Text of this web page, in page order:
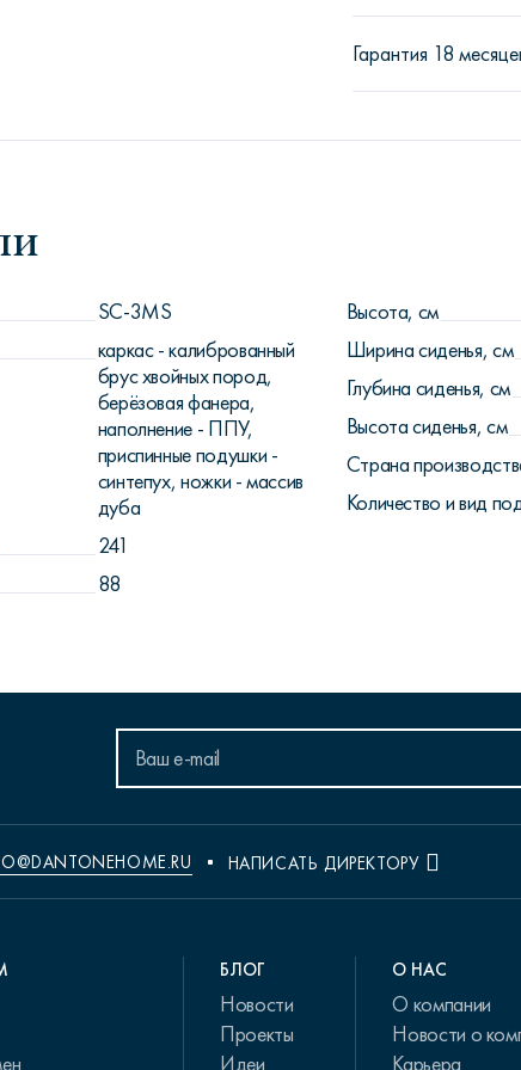
Гарантия 18
SC-3MS
каркас - калиброванный
брус хвойных пород,
берёзовая фанера,
наполнение - ППУ,
приспинные подушки -
синтепух, ножки - массив
дуба
241
88
Высота, см
Ширина сиденья, см
Глубина сиденья, см
Высота сиденья, см
Страна
Количество и вид
НАПИСАТЬ ДИРЕКТОРУ
БЛОГ
Новости
Проекты
Идеи
О НАС
О компании
Новости о
Карьера